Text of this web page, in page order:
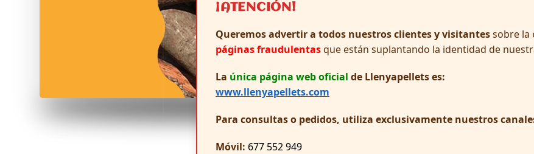
¡ATENCIÓN!
Queremos advertir a todos nuestros clientes y visitantessobre la
páginas fraudulentasque están suplantando la identidad de
La única página web oficial de Llenyapellets es:
www.llenyapellets.com
Para consultas o pedidos, utiliza exclusivamente nuestros
Móvil: 677 552 949